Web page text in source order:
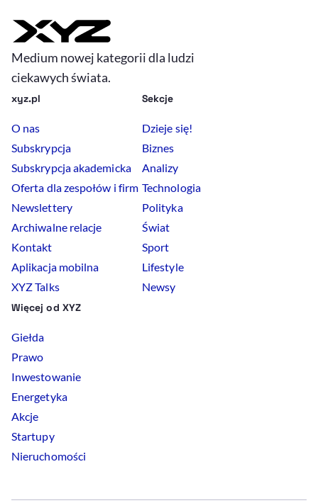
Medium nowej kategorii dla ludzi
ciekawych świata.
xyz.pl
O nas
Subskrypcja
Subskrypcja akademicka
Oferta dla zespołów i firm
Newslettery
Archiwalne relacje
Kontakt
Aplikacja mobilna
XYZ Talks
Sekcje
Dzieje się!
Biznes
Analizy
Technologia
Polityka
Świat
Sport
Lifestyle
Newsy
Więcej od XYZ
Giełda
Prawo
Inwestowanie
Energetyka
Akcje
Startupy
Nieruchomości